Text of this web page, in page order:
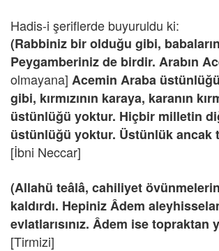
Hadis-i şeriflerde buyuruldu ki:
(Rabbiniz bir olduğu gibi,
Peygamberiniz de birdir. Arabın
olmayana] Acemin Araba üstünlüğü
gibi, kırmızının karaya, karanın
üstünlüğü yoktur. Hiçbir milletin
üstünlüğü yoktur. Üstünlük ancak
[İbni Neccar]
(Allahü teâlâ, cahiliyet
kaldırdı. Hepiniz Âdem
evlatlarısınız. Âdem ise topraktan
[Tirmizi]